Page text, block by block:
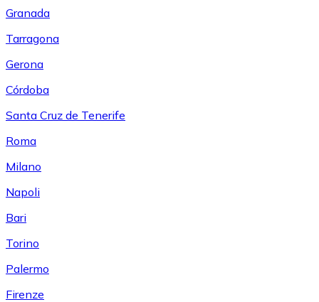
Granada
Tarragona
Gerona
Córdoba
Santa Cruz de Tenerife
Roma
Milano
Napoli
Bari
Torino
Palermo
Firenze